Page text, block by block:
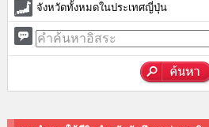
จังหวัดทั้งหมดในประเทศญี่ปุ่น